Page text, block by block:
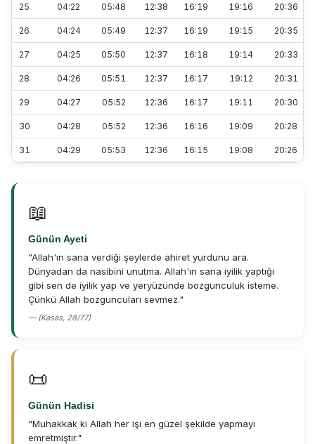
25 04:22 05:48 12:38 16:19 19:16 20:36
26 04:24 05:49 12:37 16:19 19:15 20:35
27 04:25 05:50 12:37 16:18 19:14 20:33
28 04:26 05:51 12:37 16:17 19:12 20:31
29 04:27 05:52 12:36 16:17 19:11 20:30
30 04:28 05:52 12:36 16:16 19:09 20:28
31 04:29 05:53 12:36 16:15 19:08 20:26
📖
Günün Ayeti
"Allah'ın sana verdiği şeylerde ahiret yurdunu ara.
Dünyadan da nasibini unutma. Allah'ın sana iyilik yaptığı
gibi sen de iyilik yap ve yeryüzünde bozgunculuk isteme.
Çünkü Allah bozguncuları sevmez."
— (Kasas, 28/77)
📜
Günün Hadisi
"Muhakkak ki Allah her işi en güzel şekilde yapmayı
emretmiştir."